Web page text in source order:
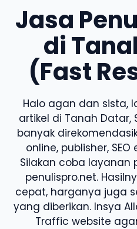
Jasa
di
(Fast
Halo agan dan sista,
artikel di Tanah
banyak
online, publisher,
Silakan coba layanan
penulispro.net.
cepat, harganya juga
yang diberikan. Insya
Traffic website